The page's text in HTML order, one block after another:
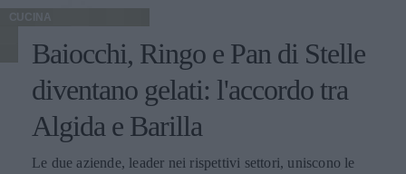
CUCINA
Baiocchi, Ringo e Pan di Stelle
diventano gelati: l'accordo tra
Algida e Barilla
Le due aziende, leader nei rispettivi settori, uniscono le